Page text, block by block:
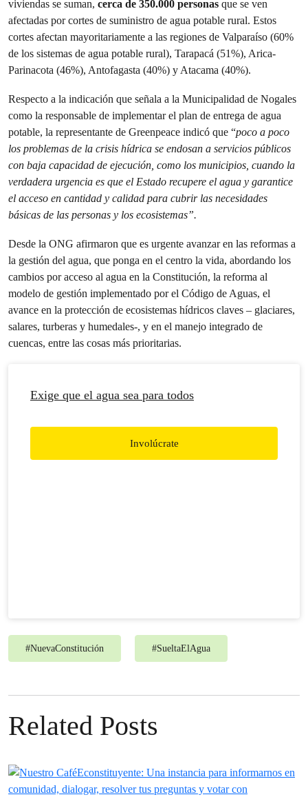
viviendas se suman, cerca de 350.000 personas que se ven
afectadas por cortes de suministro de agua potable rural. Estos
cortes afectan mayoritariamente a las regiones de Valparaíso (60%
de los sistemas de agua potable rural), Tarapacá (51%), Arica-
Parinacota (46%), Antofagasta (40%) y Atacama (40%).
Respecto a la indicación que señala a la Municipalidad de Nogales
como la responsable de implementar el plan de entrega de agua
potable, la representante de Greenpeace indicó que “poco a poco
los problemas de la crisis hídrica se endosan a servicios públicos
con baja capacidad de ejecución, como los municipios, cuando la
verdadera urgencia es que el Estado recupere el agua y garantice
el acceso en cantidad y calidad para cubrir las necesidades
básicas de las personas y los ecosistemas”.
Desde la ONG afirmaron que es urgente avanzar en las reformas a
la gestión del agua, que ponga en el centro la vida, abordando los
cambios por acceso al agua en la Constitución, la reforma al
modelo de gestión implementado por el Código de Aguas, el
avance en la protección de ecosistemas hídricos claves – glaciares,
salares, turberas y humedales-, y en el manejo integrado de
cuencas, entre las cosas más prioritarias.
Exige que el agua sea para todos
Involúcrate
#NuevaConstitución #SueltaElAgua
Related Posts